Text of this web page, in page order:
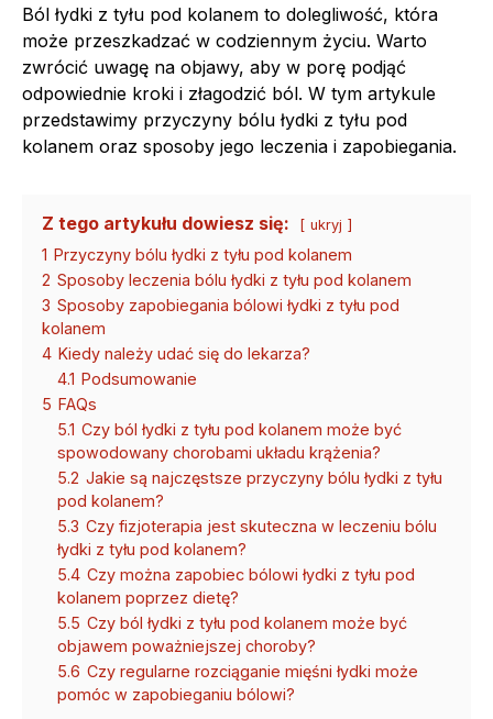
Ból łydki z tyłu pod kolanem to dolegliwość, która
może przeszkadzać w codziennym życiu. Warto
zwrócić uwagę na objawy, aby w porę podjąć
odpowiednie kroki i złagodzić ból. W tym artykule
przedstawimy przyczyny bólu łydki z tyłu pod
kolanem oraz sposoby jego leczenia i zapobiegania.
Z tego artykułu dowiesz się: ukryj
1 Przyczyny bólu łydki z tyłu pod kolanem
2 Sposoby leczenia bólu łydki z tyłu pod kolanem
3 Sposoby zapobiegania bólowi łydki z tyłu pod
kolanem
4 Kiedy należy udać się do lekarza?
4.1 Podsumowanie
5 FAQs
5.1 Czy ból łydki z tyłu pod kolanem może być
spowodowany chorobami układu krążenia?
5.2 Jakie są najczęstsze przyczyny bólu łydki z tyłu
pod kolanem?
5.3 Czy fizjoterapia jest skuteczna w leczeniu bólu
łydki z tyłu pod kolanem?
5.4 Czy można zapobiec bólowi łydki z tyłu pod
kolanem poprzez dietę?
5.5 Czy ból łydki z tyłu pod kolanem może być
objawem poważniejszej choroby?
5.6 Czy regularne rozciąganie mięśni łydki może
pomóc w zapobieganiu bólowi?